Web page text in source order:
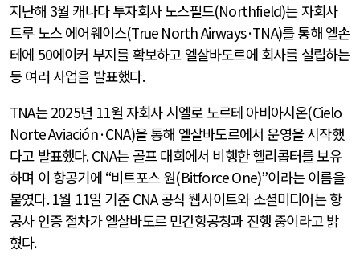
지난해 3월 캐나다 투자회사 노스필드(Northfield)는 자회사
트루 노스 에어웨이스(True North Airways·TNA)를 통해 엘손
테에 50에이커 부지를 확보하고 엘살바도르에 회사를 설립하는
등 여러 사업을 발표했다.
TNA는2025년 11월 자회사 시엘로 노르테 아비아시온(Cielo
Norte Aviación·CNA)을 통해 엘살바도르에서 운영을 시작했
다고 발표했다. CNA는 골프 대회에서 비행한 헬리콥터를 보유
하며 이 항공기에 “비트포스 원(Bitforce One)”이라는 이름을
붙였다. 1월 11일 기준CNA공식 웹사이트와 소셜미디어는 항
공사 인증 절차가 엘살바도르 민간항공청과 진행 중이라고 밝
혔다.